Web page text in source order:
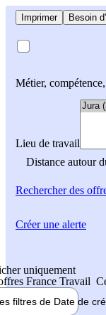
Imprimer Besoin
Métier,
Lieu de travail
Distance autour
Rechercherdes
uniquement
France Travail
filtres de Date de
Créer une alerte